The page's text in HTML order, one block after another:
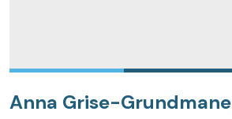
Anna Grise-Grundmane